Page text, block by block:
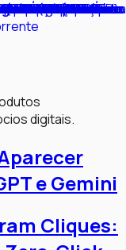
digitais.
e Gemini
Cliques: